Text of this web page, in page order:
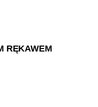
RĘKAWEM